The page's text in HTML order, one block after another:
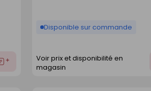
Disponible sur commande
Voir prix et disponibilité en
magasin